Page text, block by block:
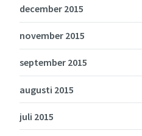
december 2015
november 2015
september 2015
augusti 2015
juli 2015